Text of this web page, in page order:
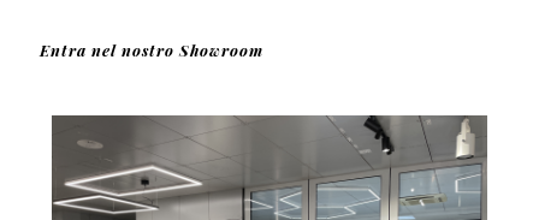
Entra nel nostro Showroom